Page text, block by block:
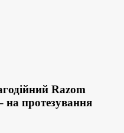
Razom
на протезування